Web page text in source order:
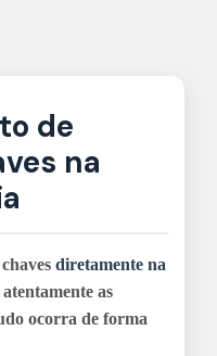
de
na
diretamente na
atentamente as
ocorra de forma